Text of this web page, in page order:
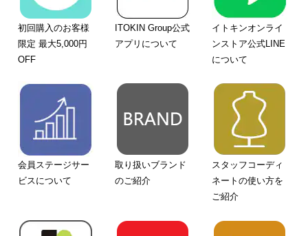
初回購入のお客様
限定 最大5,000円
OFF
ITOKIN Group公式
アプリについて
イトキンオンライ
ンストア公式LINE
について
会員ステージサー
ビスについて
取り扱いブランド
のご紹介
スタッフコーディ
ネートの使い方を
ご紹介